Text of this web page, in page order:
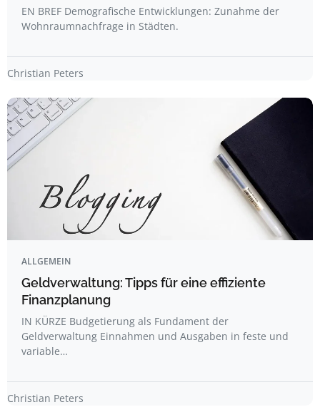
EN BREF Demografische Entwicklungen: Zunahme der
Wohnraumnachfrage in Städten.
Christian Peters
ALLGEMEIN
Geldverwaltung: Tipps für eine effiziente
Finanzplanung
IN KÜRZE Budgetierung als Fundament der
Geldverwaltung Einnahmen und Ausgaben in feste und
variable…
Christian Peters